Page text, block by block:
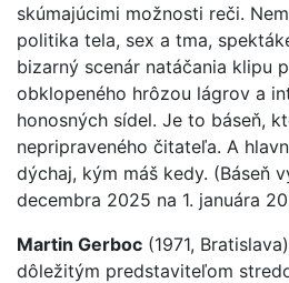
skúmajúcimi možnosti reči.
politika tela, sex a tma,
bizarný scenár natáčania klipu
obklopeného hrôzou lágrov a
honosných sídel. Je to báseň,
nepripraveného čitateľa. A
dýchaj, kým máš kedy. (Báseň
decembra 2025 na 1. januára
Martin Gerboc (1971,
dôležitým predstaviteľom